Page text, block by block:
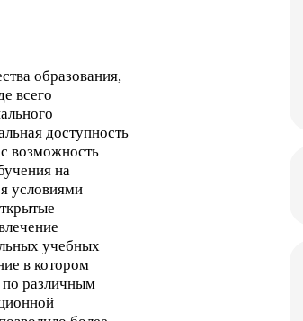
образования,
всего
доступность
возможность
на
условиями
учебных
в котором
по различным